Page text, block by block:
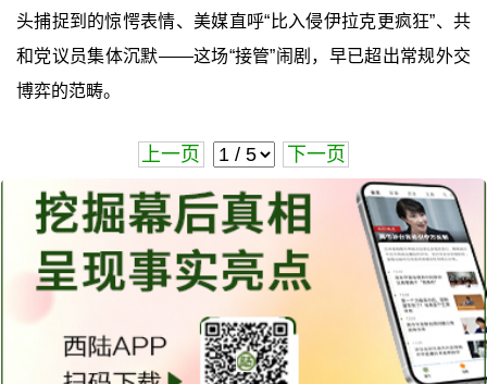
头捕捉到的惊愕表情、美媒直呼“比入侵伊拉克更疯狂”、共
和党议员集体沉默——这场“接管”闹剧，早已超出常规外交
博弈的范畴。
上一页 下一页